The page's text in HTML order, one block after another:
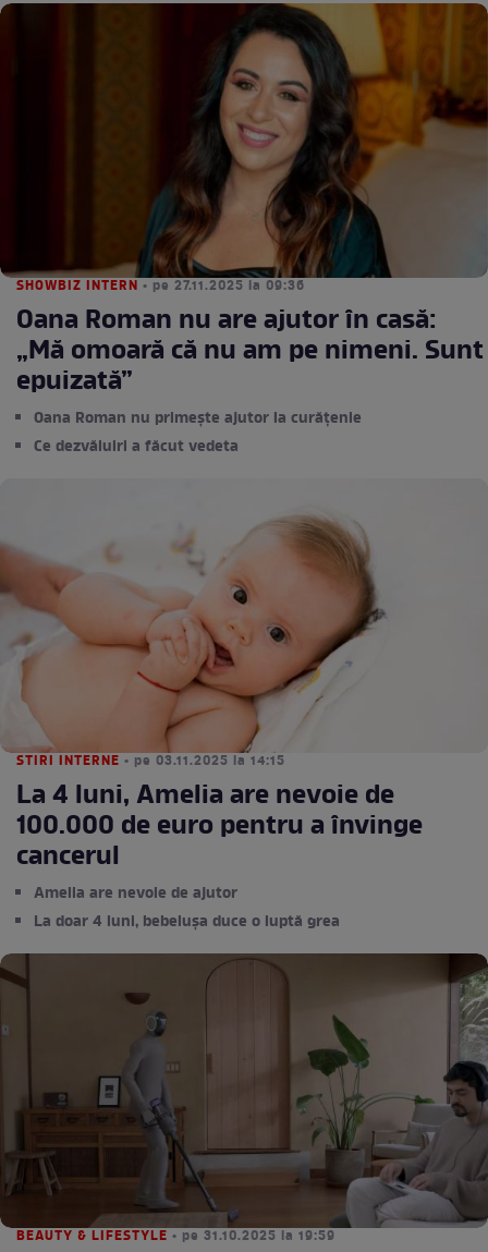
SHOWBIZ INTERN • pe 27.11.2025 la 09:36
Oana Roman nu are ajutor în casă:
„Mă omoară că nu am pe nimeni. Sunt
epuizată”
Oana Roman nu primește ajutor la curățenie
Ce dezvăluiri a făcut vedeta
STIRI INTERNE • pe 03.11.2025 la 14:15
La 4 luni, Amelia are nevoie de
100.000 de euro pentru a învinge
cancerul
Amelia are nevoie de ajutor
La doar 4 luni, bebelușa duce o luptă grea
BEAUTY & LIFESTYLE • pe 31.10.2025 la 19:59